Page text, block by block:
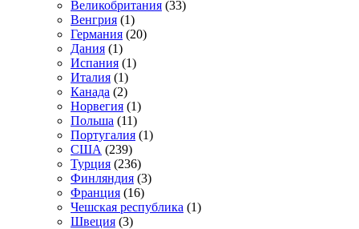
Великобритания (33)
Венгрия (1)
Германия (20)
Дания (1)
Испания (1)
Италия (1)
Канада (2)
Норвегия (1)
Польша (11)
Португалия (1)
США (239)
Турция (236)
Финляндия (3)
Франция (16)
Чешская республика (1)
Швеция (3)